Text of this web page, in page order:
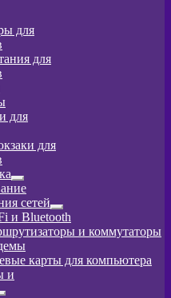
для
для
для
для
Развернутое
вложенное
меню
сетей
Развернутое
вложенное
меню
и Bluetooth
и коммутаторы
карты для компьютера
и